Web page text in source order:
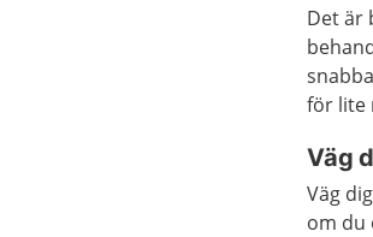
Det är
för lite
Väg
Väg
om du